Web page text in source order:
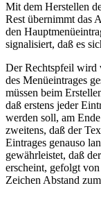
Mit dem Herstellen
Rest übernimmt das
den
signalisiert, daß es
Der Rechtspfeil wird
des Menüeintrages
müssen beim
daß erstens jeder
werden soll, am
zweitens, daß der
Eintrages genauso
gewährleistet, daß
erscheint, gefolgt
Zeichen Abstand